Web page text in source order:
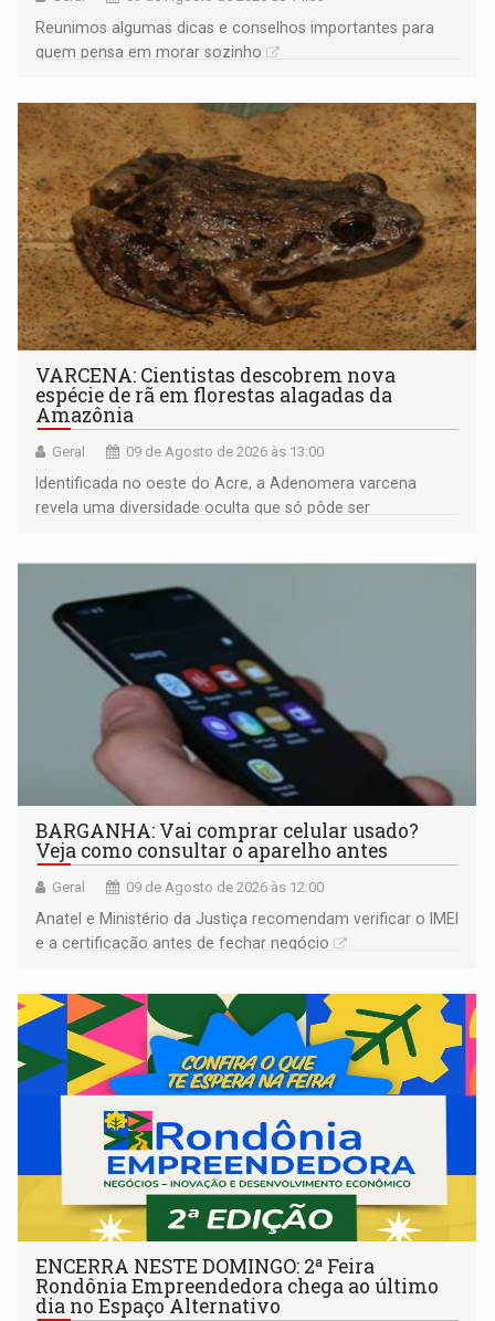
Reunimos algumas dicas e conselhos importantes para
quem pensa em morar sozinho
VARCENA: Cientistas descobrem nova
espécie de rã em florestas alagadas da
Amazônia
Geral 09 de Agosto de 2026 às 13:00
Identificada no oeste do Acre, a Adenomera varcena
revela uma diversidade oculta que só pôde ser
BARGANHA: Vai comprar celular usado?
Veja como consultar o aparelho antes
Geral 09 de Agosto de 2026 às 12:00
Anatel e Ministério da Justiça recomendam verificar o IMEI
e a certificação antes de fechar negócio
ENCERRA NESTE DOMINGO: 2ª Feira
Rondônia Empreendedora chega ao último
dia no Espaço Alternativo